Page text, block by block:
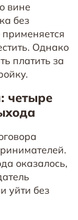
вине
без
Однако
платить за
четыре
оказалось,
уйти без